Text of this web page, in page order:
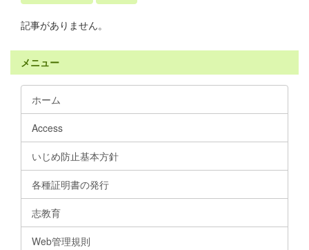
記事がありません。
メニュー
ホーム
Access
いじめ防止基本方針
各種証明書の発行
志教育
Web管理規則